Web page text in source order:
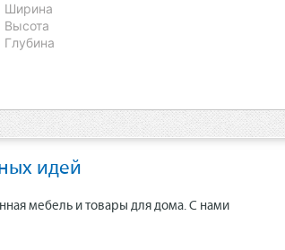
Ширина
Высота
Глубина
идей
мебель и товары для дома. С нами